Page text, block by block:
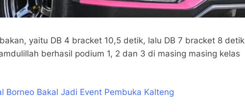
yaitu DB 4 bracket 10,5 detik, lalu DB 7 bracket 8 detik
berhasil podium 1, 2 dan 3 di masing masing kelas
Borneo Bakal Jadi Event Pembuka Kalteng